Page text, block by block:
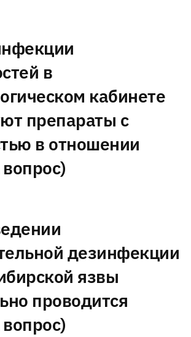
в
кабинете
препараты с
в отношении
дезинфекции
язвы
проводится